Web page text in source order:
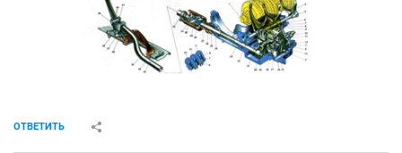
ОТВЕТИТЬ